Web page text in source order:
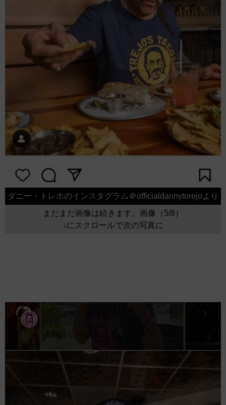
ダニー・トレホのインスタグラム＠officialdannytorejoより
まだまだ画像は続きます。画像（5/8）
↓にスクロールで次の写真に